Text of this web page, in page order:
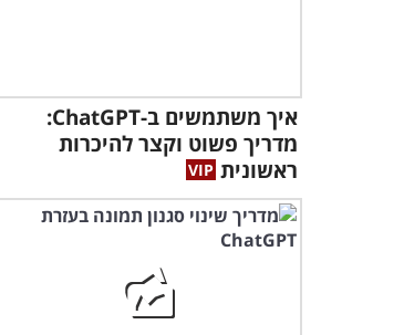
איך משתמשים ב-ChatGPT:
מדריך פשוט וקצר להיכרות
ראשונית